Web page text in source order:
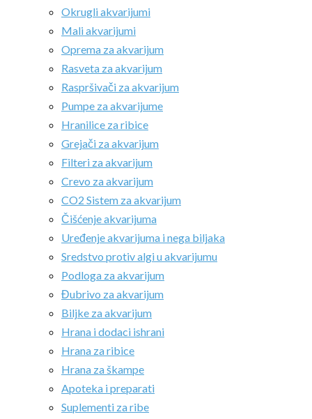
Okrugli akvarijumi
Mali akvarijumi
Oprema za akvarijum
Rasveta za akvarijum
Raspršivači za akvarijum
Pumpe za akvarijume
Hranilice za ribice
Grejači za akvarijum
Filteri za akvarijum
Crevo za akvarijum
CO2 Sistem za akvarijum
Čišćenje akvarijuma
Uređenje akvarijuma i nega biljaka
Sredstvo protiv algi u akvarijumu
Podloga za akvarijum
Đubrivo za akvarijum
Biljke za akvarijum
Hrana i dodaci ishrani
Hrana za ribice
Hrana za škampe
Apoteka i preparati
Suplementi za ribe